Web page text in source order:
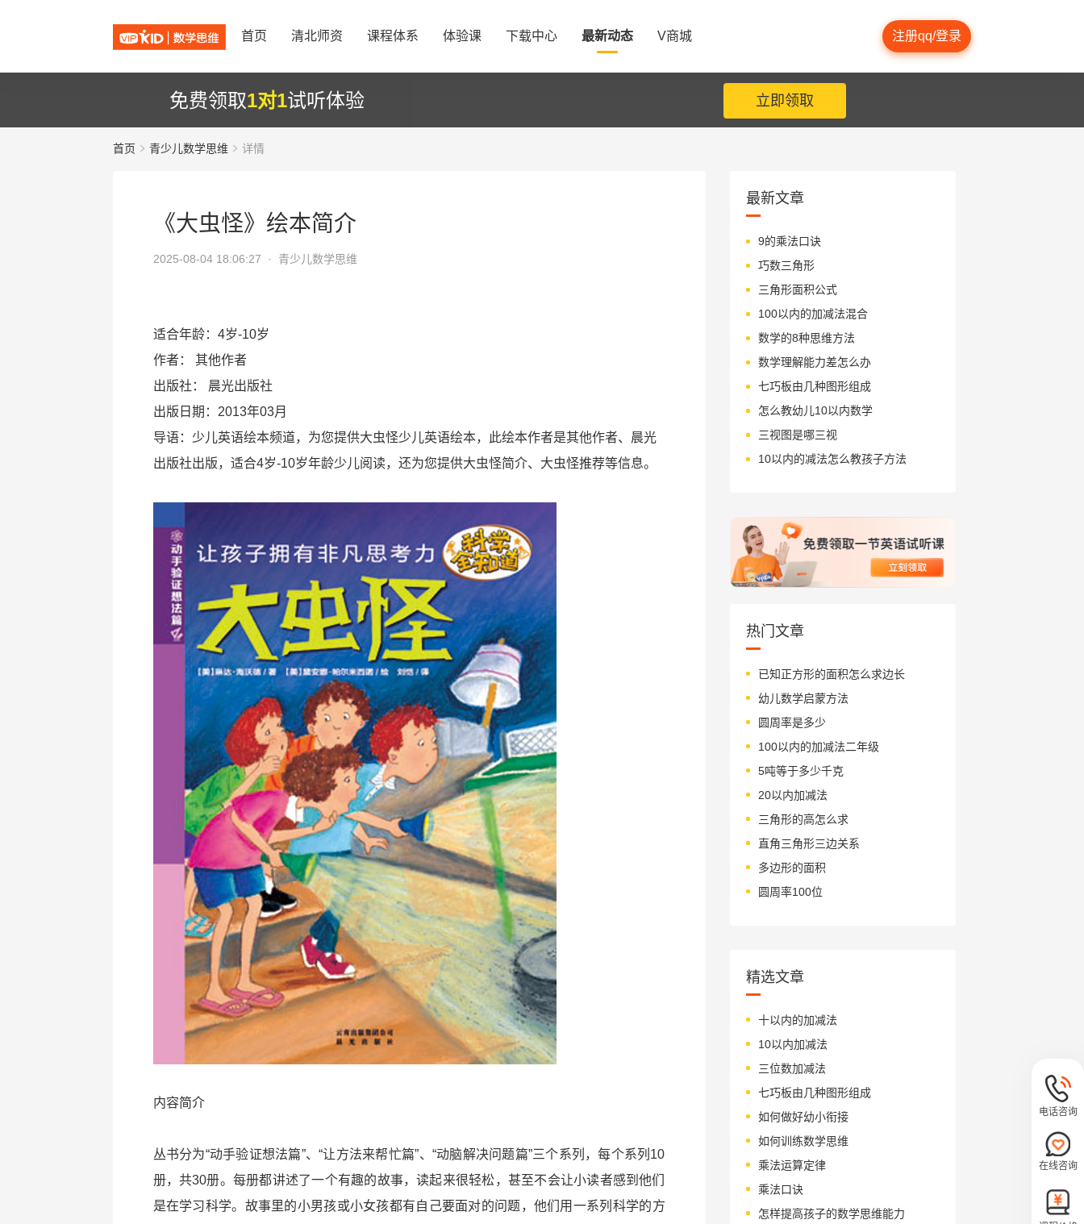
首页 清北师资 课程体系 体验课 下载中心 最新动态 V商城 注册qq/登录
免费领取1对1试听体验 立即领取
首页 青少儿数学思维 详情
《大虫怪》绘本简介
2025-08-04 18:06:27 · 青少儿数学思维
适合年龄：4岁-10岁
作者：
其他作者
出版社：
晨光出版社
出版日期：2013年03月
导语：少儿英语绘本频道，为您提供大虫怪少儿英语绘本，此绘本作者是其他作者、晨光
出版社出版，适合4岁-10岁年龄少儿阅读，还为您提供大虫怪简介、大虫怪推荐等信息。
内容简介
丛书分为“动手验证想法篇”、“让方法来帮忙篇”、“动脑解决问题篇”三个系列，每个系列10
册，共30册。每册都讲述了一个有趣的故事，读起来很轻松，甚至不会让小读者感到他们
是在学习科学。故事里的小男孩或小女孩都有自己要面对的问题，他们用一系列科学的方
最新文章
9的乘法口诀
巧数三角形
三角形面积公式
100以内的加减法混合
数学的8种思维方法
数学理解能力差怎么办
七巧板由几种图形组成
怎么教幼儿10以内数学
三视图是哪三视
10以内的减法怎么教孩子方法
热门文章
已知正方形的面积怎么求边长
幼儿数学启蒙方法
圆周率是多少
100以内的加减法二年级
5吨等于多少千克
20以内加减法
三角形的高怎么求
直角三角形三边关系
多边形的面积
圆周率100位
精选文章
十以内的加减法
10以内加减法
三位数加减法
七巧板由几种图形组成
如何做好幼小衔接
如何训练数学思维
乘法运算定律
乘法口诀
怎样提高孩子的数学思维能力
电话咨询
在线咨询